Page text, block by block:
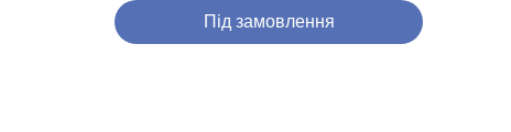
Під замовлення